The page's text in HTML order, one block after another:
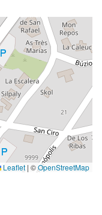
Leaflet | ©OpenStreetMap